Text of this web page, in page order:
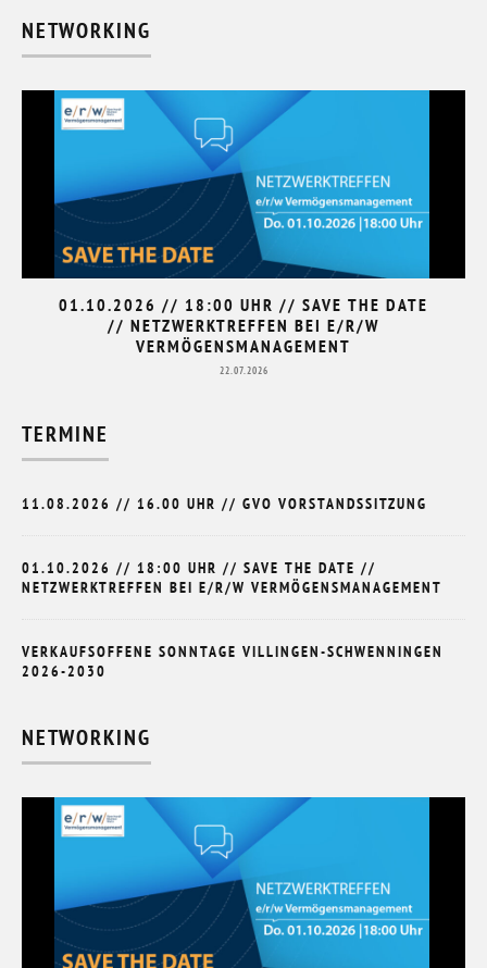
NETWORKING
01.10.2026 // 18:00 UHR // SAVE THE DATE
// NETZWERKTREFFEN BEI E/R/W
VERMÖGENSMANAGEMENT
22.07.2026
TERMINE
11.08.2026 // 16.00 UHR // GVO VORSTANDSSITZUNG
01.10.2026 // 18:00 UHR // SAVE THE DATE //
NETZWERKTREFFEN BEI E/R/W VERMÖGENSMANAGEMENT
VERKAUFSOFFENE SONNTAGE VILLINGEN-SCHWENNINGEN
2026-2030
NETWORKING